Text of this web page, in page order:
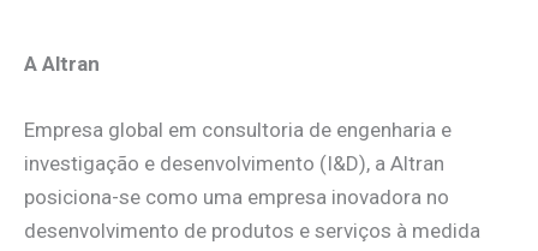
A Altran
Empresa global em consultoria de engenharia e
investigação e desenvolvimento (I&D), a Altran
posiciona-se como uma empresa inovadora no
desenvolvimento de produtos e serviços à medida